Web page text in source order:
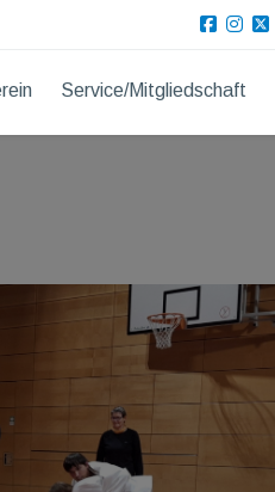
Service/Mitgliedschaft